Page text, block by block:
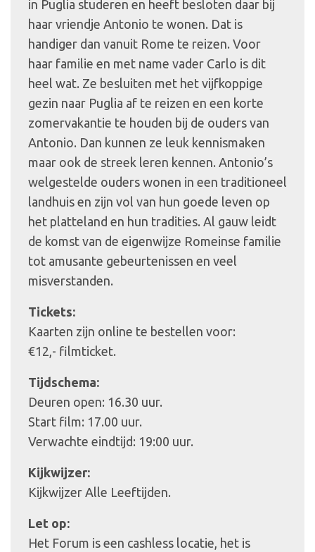
in Puglia studeren en heeft besloten daar bij
haar vriendje Antonio te wonen. Dat is
handiger dan vanuit Rome te reizen. Voor
haar familie en met name vader Carlo is dit
heel wat. Ze besluiten met het vijfkoppige
gezin naar Puglia af te reizen en een korte
zomervakantie te houden bij de ouders van
Antonio. Dan kunnen ze leuk kennismaken
maar ook de streek leren kennen. Antonio’s
welgestelde ouders wonen in een traditioneel
landhuis en zijn vol van hun goede leven op
het platteland en hun tradities. Al gauw leidt
de komst van de eigenwijze Romeinse familie
tot amusante gebeurtenissen en veel
misverstanden.
Tickets:
Kaarten zijn online te bestellen voor:
€12,- filmticket.
Tijdschema:
Deuren open: 16.30 uur.
Start film: 17.00 uur.
Verwachte eindtijd: 19:00 uur.
Kijkwijzer:
Kijkwijzer Alle Leeftijden.
Let op:
Het Forum is een cashless locatie, het is